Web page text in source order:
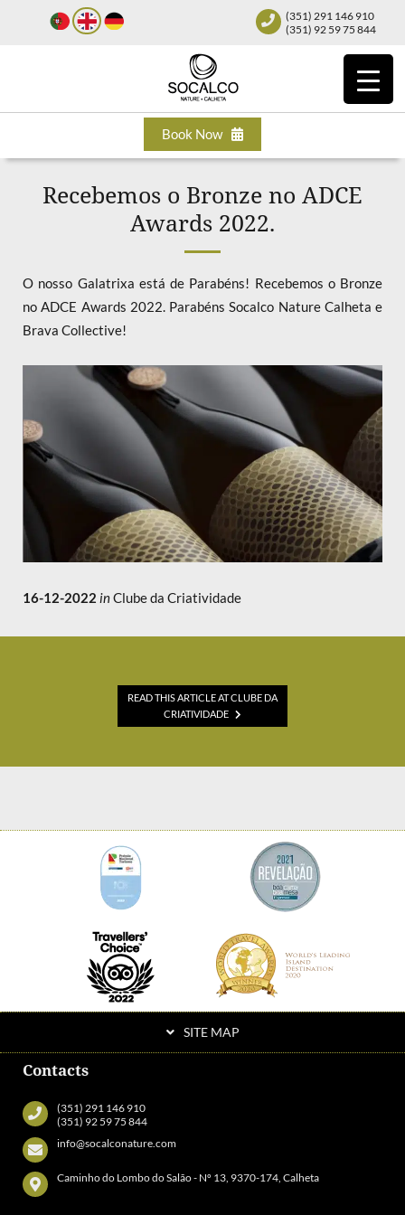
(351) 291 146 910
(351) 92 59 75 844
Book Now
Recebemos o Bronze no ADCE
Awards 2022.
O nosso Galatrixa está de Parabéns! Recebemos o Bronze
no ADCE Awards 2022. Parabéns Socalco Nature Calheta e
Brava Collective!
16-12-2022 inClube da Criatividade
READ THIS ARTICLE AT CLUBE DA
CRIATIVIDADE
SITE MAP
Contacts
(351) 291 146 910
(351) 92 59 75 844
info@socalconature.com
Caminho do Lombo do Salão - Nº 13, 9370-174, Calheta